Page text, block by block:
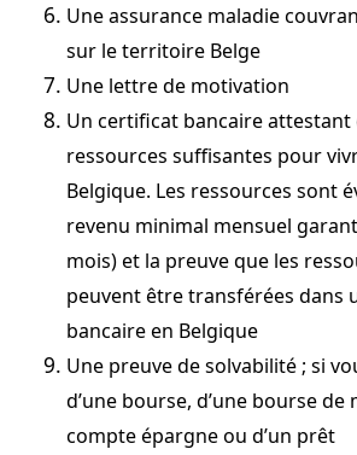
Une assurance maladie
sur le territoire Belge
Une lettre de motivation
Un certificat bancaire attestant
ressources suffisantes pour
Belgique. Les ressources sont
revenu minimal mensuel
mois) et la preuve que les
peuvent être transférées dans
bancaire en Belgique
Une preuve de solvabilité ; si
d’une bourse, d’une bourse de
compte épargne ou d’un prêt